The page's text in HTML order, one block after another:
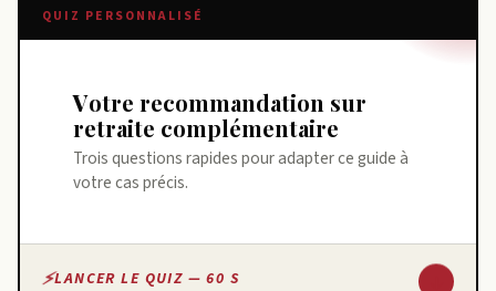
QUIZ PERSONNALISÉ
Votre recommandation sur
retraite complémentaire
Trois questions rapides pour adapter ce guide à
votre cas précis.
LANCER LE QUIZ — 60 S